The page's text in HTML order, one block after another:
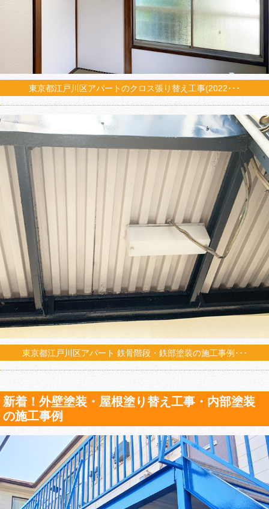
東京都江戸川区アパートのクロス張り替え工事(2022･･･
東京都江戸川区アパート 鉄骨階段・鉄部塗装の施工事例･･･
新着！外壁塗装・屋根塗り替え工事・内部塗装
の施工事例